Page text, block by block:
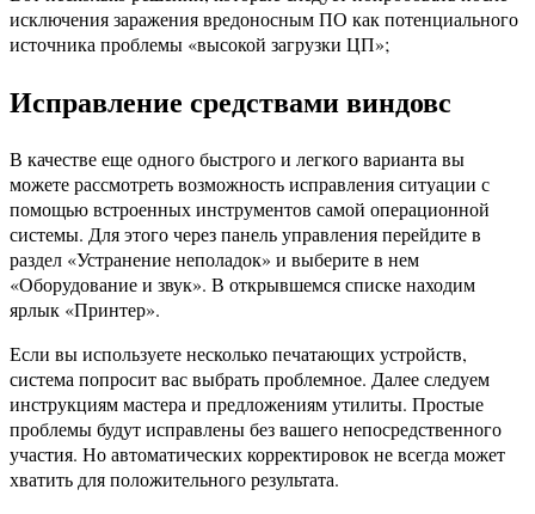
исключения заражения вредоносным ПО как потенциального
источника проблемы «высокой загрузки ЦП»;
Исправление средствами виндовс
В качестве еще одного быстрого и легкого варианта вы
можете рассмотреть возможность исправления ситуации с
помощью встроенных инструментов самой операционной
системы. Для этого через панель управления перейдите в
раздел «Устранение неполадок» и выберите в нем
«Оборудование и звук». В открывшемся списке находим
ярлык «Принтер».
Если вы используете несколько печатающих устройств,
система попросит вас выбрать проблемное. Далее следуем
инструкциям мастера и предложениям утилиты. Простые
проблемы будут исправлены без вашего непосредственного
участия. Но автоматических корректировок не всегда может
хватить для положительного результата.